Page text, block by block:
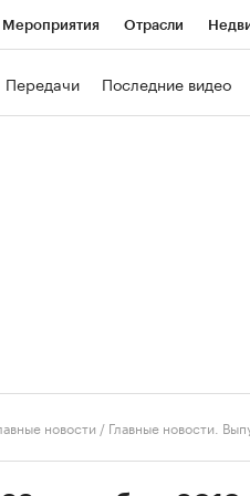
Мероприятия Отрасли
Передачи Последние видео
новости / Главные новости.